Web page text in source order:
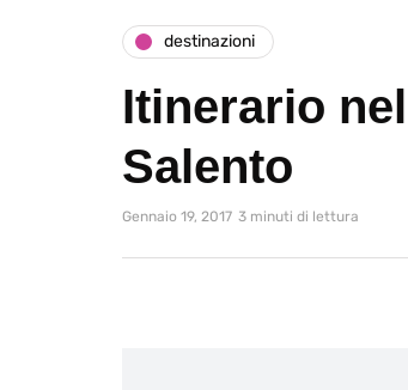
destinazioni
Itinerario
Salento
Gennaio 19, 2017 3 minuti di lettura